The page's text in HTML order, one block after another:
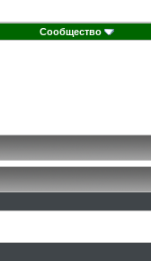
Сообщество